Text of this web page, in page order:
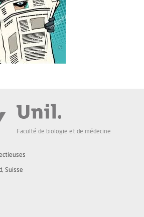
Faculté de biologie et de médecine
Suisse